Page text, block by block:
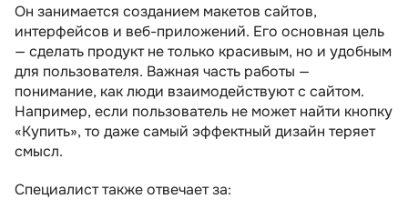
Он занимается созданием макетов сайтов,
интерфейсов и веб-приложений. Его основная цель
— сделать продукт не только красивым, но и удобным
для пользователя. Важная часть работы —
понимание, как люди взаимодействуют с сайтом.
Например, если пользователь не может найти кнопку
«Купить», то даже самый эффектный дизайн теряет
смысл.
Специалист также отвечает за: